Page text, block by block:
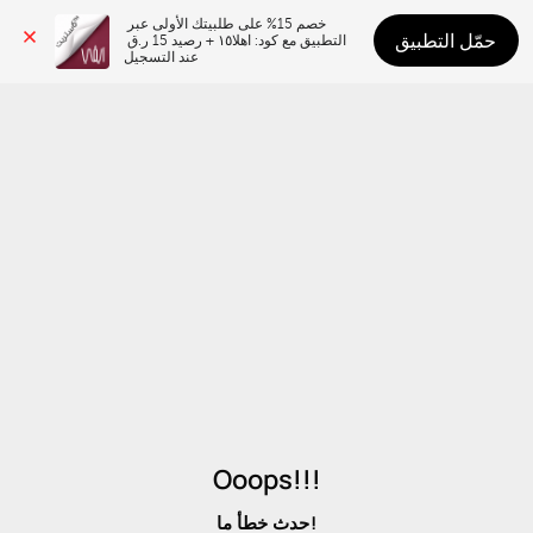
عند التسجيل
حمّل التطبيق
Ooops!!!
حدث خطأ ما!